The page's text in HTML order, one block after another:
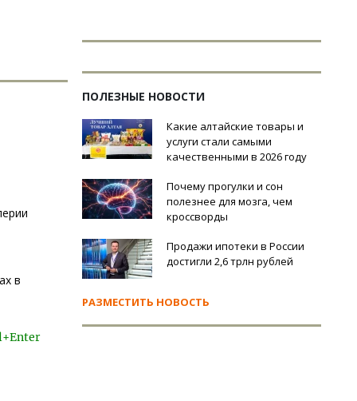
в
ПОЛЕЗНЫЕ НОВОСТИ
Какие алтайские товары и
услуги стали самыми
качественными в 2026 году
Почему прогулки и сон
полезнее для мозга, чем
кроссворды
Продажи ипотеки в России
достигли 2,6 трлн рублей
РАЗМЕСТИТЬ НОВОСТЬ